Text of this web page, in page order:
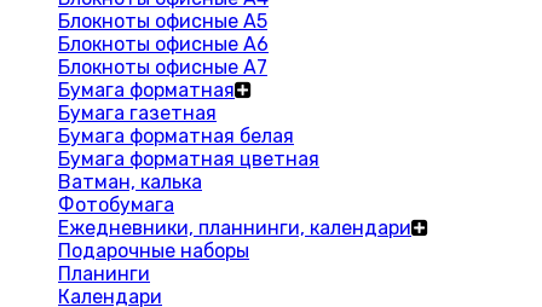
Блокноты офисные A5
Блокноты офисные A6
Блокноты офисные A7
Бумага форматная
Бумага газетная
Бумага форматная белая
Бумага форматная цветная
Ватман, калька
Фотобумага
Ежедневники, планнинги, календари
Подарочные наборы
Планинги
Календари